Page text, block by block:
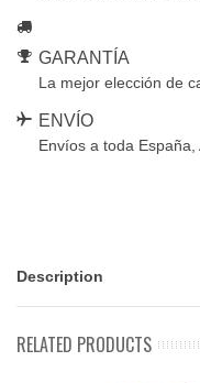
GARANTÍA
La mejor elección de
ENVÍO
Envíos a toda España,
Description
RELATED PRODUCTS